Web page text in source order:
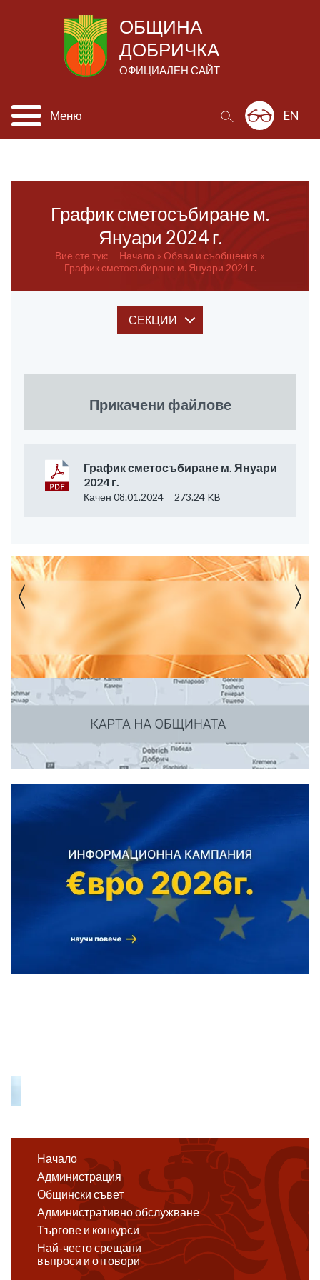
ОБЩИНА
ДОБРИЧКА
ОФИЦИАЛЕН САЙТ
Меню EN
График сметосъбиране м.
Януари 2024 г.
Вие сте тук: Начало
Обяви и съобщения
График сметосъбиране м. Януари 2024 г.
СЕКЦИИ
Прикачени файлове
График сметосъбиране м. Януари
2024 г.
Качен 08.01.2024 273.24 KB
Начало
Администрация
Общински съвет
Административно обслужване
Търгове и конкурси
Най-често срещани
въпроси и отговори